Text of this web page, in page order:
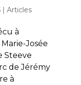
| Articles
à
Josée
Steeve
de Jérémy
à